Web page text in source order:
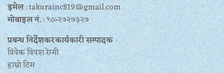
इमेल: takurainc819@gmail.com
मोबाइल नं.: ९८०२७२७३२७
प्रबन्ध निर्देशकरकार्यकारी सम्पादक
विवेक विवश रेग्मी
हाम्रो टिम